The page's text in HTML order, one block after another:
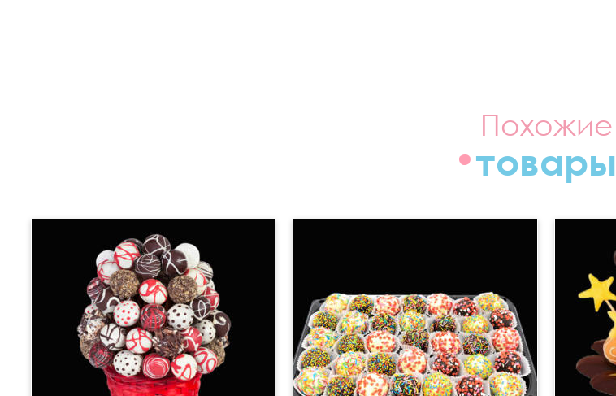
Похожие
товары